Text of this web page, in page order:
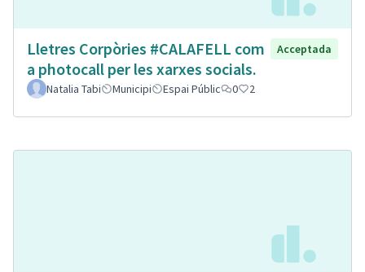
Lletres Corpòries #CALAFELL com
a photocall per les xarxes socials.
Acceptada
Natalia Tabi Municipi Espai Públic 0 2